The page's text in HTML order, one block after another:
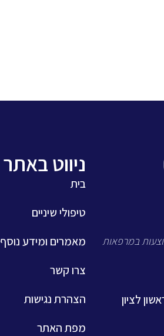
במרפאות
ניווט באתר
בית
טיפולי שיניים
מאמרים ומידע נוסף
צרו קשר
הצהרת נגישות
מפת האתר